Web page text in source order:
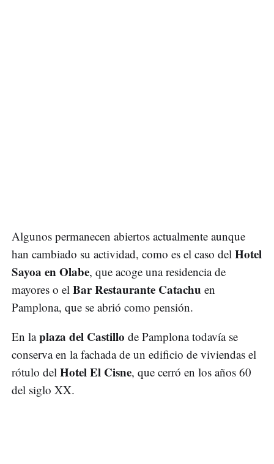
Algunos permanecen abiertos actualmente aunque
han cambiado su actividad, como es el caso del Hotel
Sayoa en Olabe, que acoge una residencia de
mayores o el Bar Restaurante Catachu en
Pamplona, que se abrió como pensión.
En laplaza del Castillo de Pamplona todavía se
conserva en la fachada de un edificio de viviendas el
rótulo del Hotel El Cisne, que cerró en los años 60
del siglo XX.